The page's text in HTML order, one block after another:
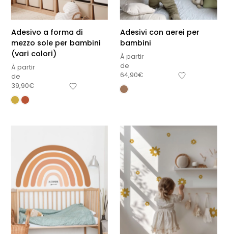
Adesivo a forma di
mezzo sole per bambini
(vari colori)
À partir
de
39,90€
Adesivi con aerei per
bambini
À partir
de
64,90€